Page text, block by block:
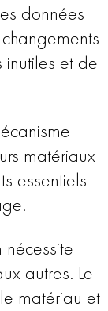
données
inutiles et de
matériaux
essentiels
autres. Le
matériau et